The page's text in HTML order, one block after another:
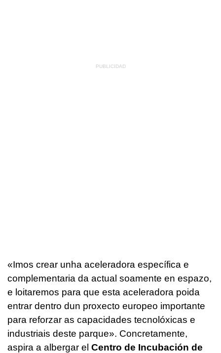
«Imos crear unha aceleradora específica e
complementaria da actual soamente en espazo,
e loitaremos para que esta aceleradora poida
entrar dentro dun proxecto europeo importante
para reforzar as capacidades tecnolóxicas e
industriais deste parque». Concretamente,
aspira a albergar el Centro de Incubación de